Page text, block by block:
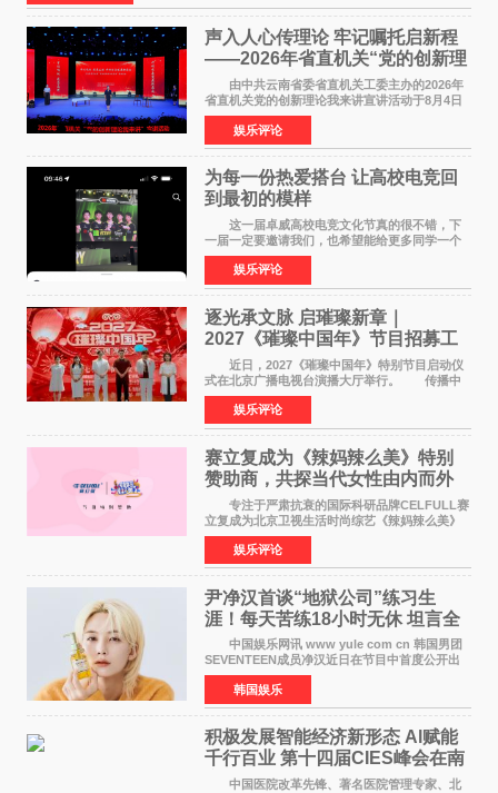
声入人心传理论 牢记嘱托启新程
——2026年省直机关“党的创新理
论我来讲”宣讲活动圆满落幕
由中共云南省委省直机关工委主办的2026年
省直机关党的创新理论我来讲宣讲活动于8月4日
至5日在昆明举办。活动以 "牢记嘱托 感恩奋进
开创云南发展新局面 "为主题，坚持以新时代中国
特色社会主义
娱乐评论
为每一份热爱搭台 让高校电竞回
到最初的模样
这一届卓威高校电竞文化节真的很不错，下
一届一定要邀请我们，也希望能给更多同学一个
来到现场的机会。 2026卓威高校电竞文化节
已经落下帷幕，在活动结束后，仍有不少高校电
竞社负责人和现
娱乐评论
逐光承文脉 启璀璨新章｜
2027《璀璨中国年》节目招募工
作圆满启动
近日，2027《璀璨中国年》特别节目启动仪
式在北京广播电视台演播大厅举行。 传播中
华优秀传统文化，弘扬纯正国风艺术，打造高规
格、高质感、正能量的文艺盛典，是璀璨中国年
矢志不渝的初心
娱乐评论
赛立复成为《辣妈辣么美》特别
赞助商，共探当代女性由内而外
活力美
专注于严肃抗衰的国际科研品牌CELFULL赛
立复成为北京卫视生活时尚综艺《辣妈辣么美》
的特别赞助商,明星辣妈袁咏仪倾情参与，向广大
都市女性传递健康生活新主张，寄语当代女性在
家庭与自我之间
娱乐评论
尹净汉首谈“地狱公司”练习生
涯！每天苦练18小时无休 坦言全
靠成员撑过来
中国娱乐网讯 www yule com cn 韩国男团
SEVENTEEN成员净汉近日在节目中首度公开出
道前的残酷练习生经历，并提及经纪公司Pledis
娱乐，引发广泛关注。 在8月2日播出的日本
TBS综艺节目《周
韩国娱乐
积极发展智能经济新形态 Al赋能
千行百业 第十四届CIES峰会在南
京盛大召开
中国医院改革先锋、著名医院管理专家、北